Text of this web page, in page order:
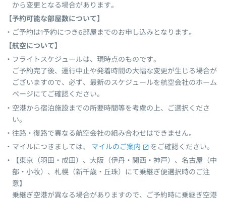
から変更となる場合があります。
【予約可能な部屋数について】
ご予約は1予約につき6部屋までのお申し込みとなります。
【航空について】
フライトスケジュールは、現時点のものです。
ご予約完了後、運行中止や発着時間の大幅な変更が生じる場合が
ございますので、必ず、最新のスケジュールを航空会社のホーム
ページにてご確認ください。
空港から宿泊施設までの所要時間等を考慮の上、ご選択くださ
い。
往路・復路で異なる航空会社の組み合わせはできません。
マイルにつきましては、
マイルのご案内
をご確認ください。
【東京（羽田・成田）、大阪（伊丹・関西・神戸）、名古屋（中
部・小牧）、札幌（新千歳・丘珠）にて乗継ぎ便選択時のご注
意】
乗継ぎ空港が異なる場合がありますので、ご予約時に乗継ぎ空港